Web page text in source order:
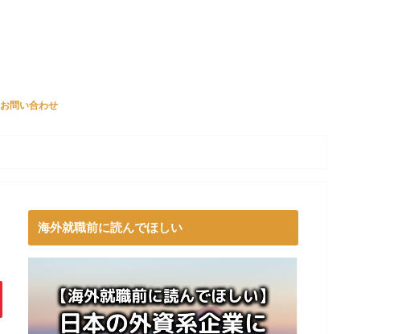
お問い合わせ
海外就職前に読んでほしい